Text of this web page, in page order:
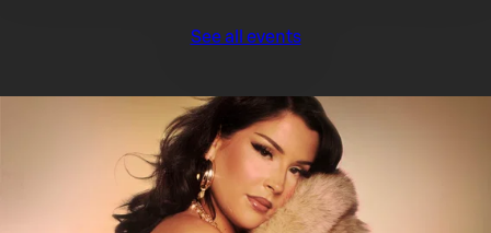
See all events